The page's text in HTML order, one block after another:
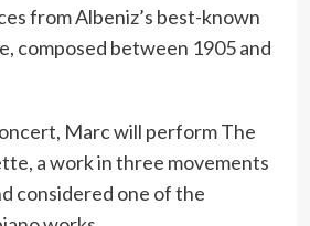
from Albeniz’s best-known
composed between 1905 and
Marc will perform The
a work in three movements
considered one of the